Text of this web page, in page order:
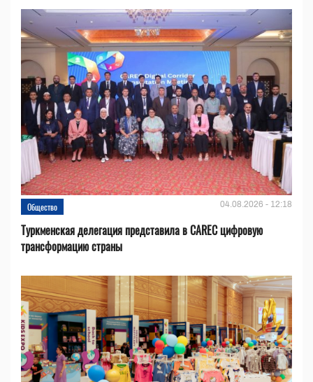
Общество 04.08.2026 - 12:18
Туркменская делегация представила в CAREC цифровую
трансформацию страны